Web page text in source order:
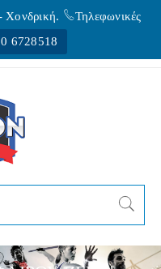
Xονδρική.
Τηλεφωνικές
6728518